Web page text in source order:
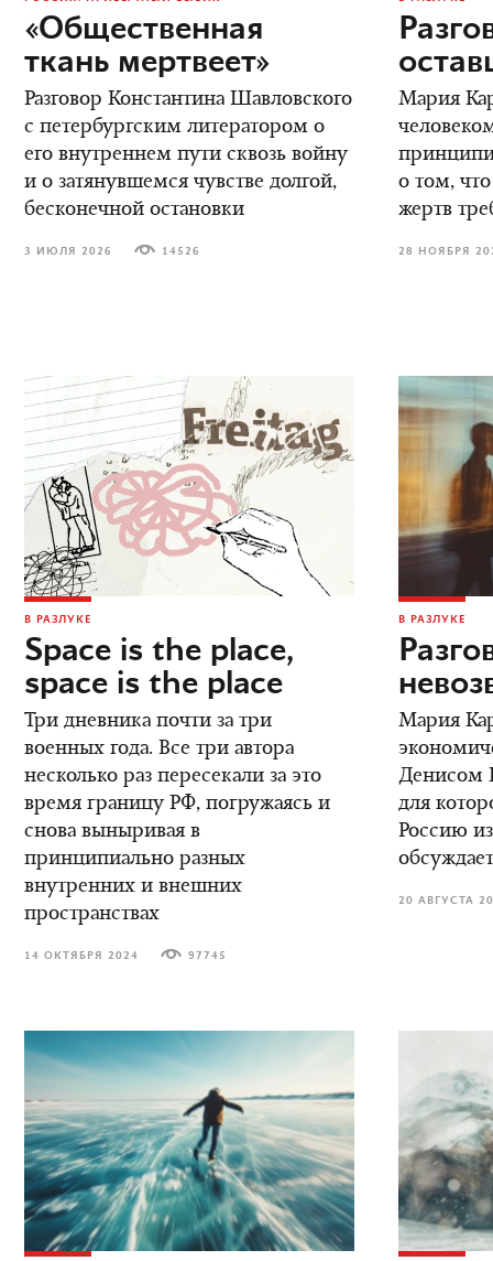
«Общественная
ткань мертвеет»
Разговор Константина Шавловского
с петербургским литератором о
его внутреннем пути сквозь войну
и о затянувшемся чувстве долгой,
бесконечной остановки
3 ИЮЛЯ 2026 14526
Мария
о том,
жертв
28 НОЯБРЯ
В РАЗЛУКЕ
Space is the place,
space is the place
Три дневника почти за три
военных года. Все три автора
несколько раз пересекали за это
время границу РФ, погружаясь и
снова выныривая в
принципиально разных
внутренних и внешних
пространствах
14 ОКТЯБРЯ 2024 97745
В РАЗЛУКЕ
Мария
Денисом
для
Россию
20 АВГУСТА